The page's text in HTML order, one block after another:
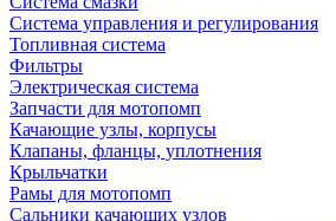
Система управления и регулирования
Топливная система
Фильтры
Электрическая система
Запчасти для мотопомп
Качающие узлы, корпусы
Клапаны, фланцы, уплотнения
Крыльчатки
Рамы для мотопомп
Сальники качающих узлов